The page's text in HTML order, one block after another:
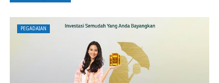
PEGADAIAN